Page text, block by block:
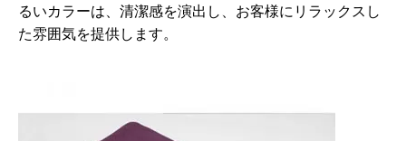
るいカラーは、清潔感を演出し、お客様にリラックスし
た雰囲気を提供します。